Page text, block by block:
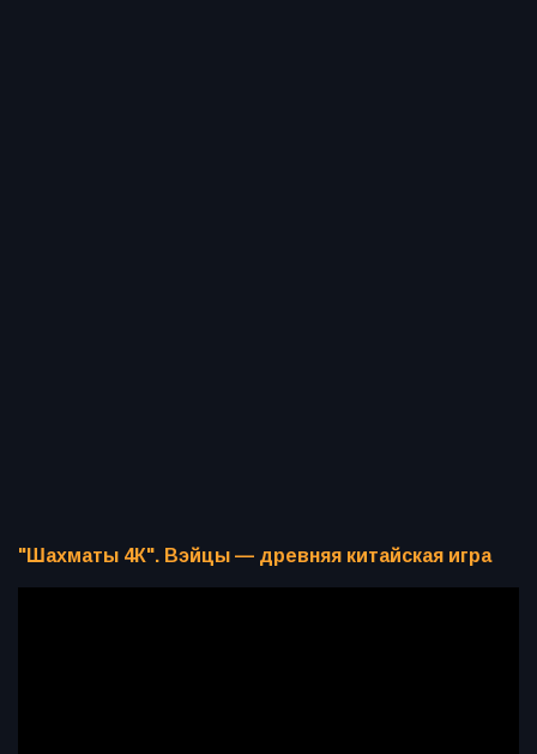
"Шахматы 4К". Вэйцы — древняя китайская игра